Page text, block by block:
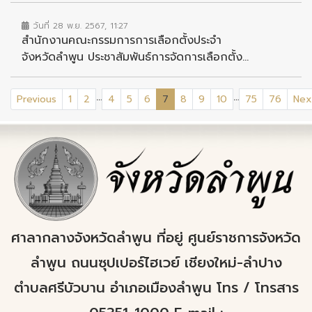
วันที่ 28 พ.ย. 2567, 11:27
สำนักงานคณะกรรมการการเลือกตั้งประจำ
จังหวัดลำพูน ประชาสัมพันธ์การจัดการเลือกตั้ง...
Previous 1 2 ... 4 5 6 7 (current)
8 9 10 ... 75 76
ศาลากลางจังหวัดลำพูน ที่อยู่ ศูนย์ราชการจังหวัด
ลำพูน ถนนซุปเปอร์ไฮเวย์ เชียงใหม่-ลำปาง
ตำบลศรีบัวบาน อำเภอเมืองลำพูน โทร / โทรสาร